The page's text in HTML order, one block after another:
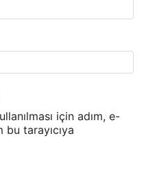
için adım, e-
tarayıcıya